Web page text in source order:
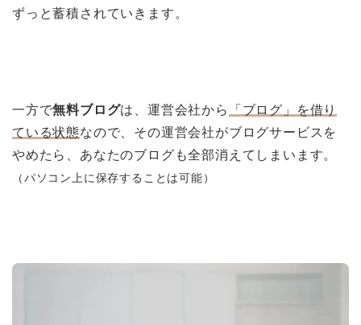
ずっと蓄積されていきます。
一方で無料ブログは、運営会社から
「ブログ」を借り
ている状態なので、その運営会社がブログサービスを
やめたら、あなたのブログも全部消えてしまいます。
（パソコン上に保存することは可能）